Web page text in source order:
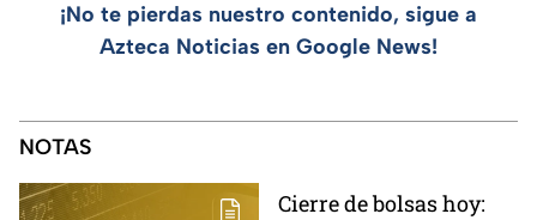
¡No te pierdas nuestro contenido, sigue a
Azteca Noticias en Google News!
NOTAS
Cierre de bolsas hoy: